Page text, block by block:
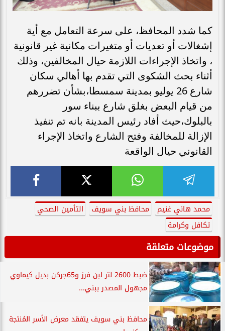
كما شدد المحافظ، على سرعة التعامل مع أية
إشغالات أو تعديات أو متغيرات مكانية غير قانونية
، واتخاذ الإجراءات اللازمة حيال المخالفين، وذلك
أثناء بحث الشكوى التي تقدم بها أهالي سكان
شارع 26 يوليو بمدينة سمسطا،بشأن تضررهم
من قيام البعض بغلق شارع ببناء سور
بالبلوك،حيث أفاد رئيس المدينة بانه تم تنفيذ
الإزالة للمخالفة وفتح الشارع واتخاذ الإجراء
القانوني حيال الواقعة
محمد هاني غنيم محافظ بني سويف
التأمين الصحي
تكافل وكرامة
موضوعات متعلقة
ضبط 2600 لتر لبن فرز و65جركن بديل كيماوي
مجهول المصدر ببني...
محافظ بني سويف يتفقد معرض الأسر المُنتجة